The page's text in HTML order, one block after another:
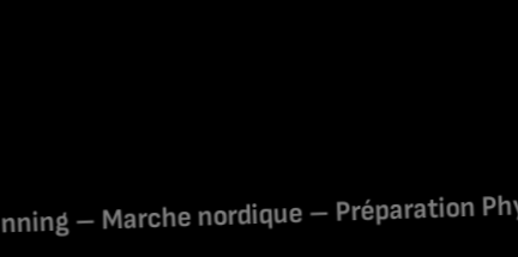
nordique – Préparation Physique